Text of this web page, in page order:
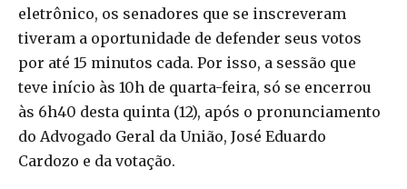
eletrônico, os senadores que se inscreveram
tiveram a oportunidade de defender seus votos
por até 15 minutos cada. Por isso, a sessão que
teve início às 10h de quarta-feira, só se encerrou
às 6h40 desta quinta (12), após o pronunciamento
do Advogado Geral da União, José Eduardo
Cardozo e da votação.